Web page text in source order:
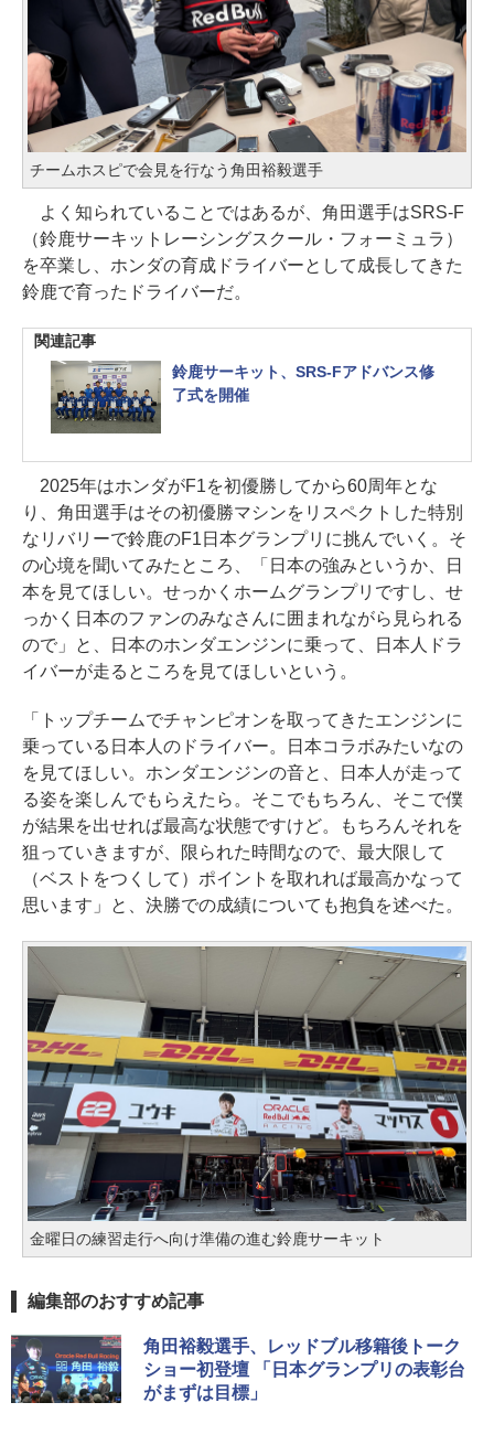
チームホスピで会見を行なう角田裕毅選手
よく知られていることではあるが、角田選手はSRS-F
（鈴鹿サーキットレーシングスクール・フォーミュラ）
を卒業し、ホンダの育成ドライバーとして成長してきた
鈴鹿で育ったドライバーだ。
関連記事
鈴鹿サーキット、SRS-Fアドバンス修
了式を開催
2025年はホンダがF1を初優勝してから60周年とな
り、角田選手はその初優勝マシンをリスペクトした特別
なリバリーで鈴鹿のF1日本グランプリに挑んでいく。そ
の心境を聞いてみたところ、「日本の強みというか、日
本を見てほしい。せっかくホームグランプリですし、せ
っかく日本のファンのみなさんに囲まれながら見られる
ので」と、日本のホンダエンジンに乗って、日本人ドラ
イバーが走るところを見てほしいという。
「トップチームでチャンピオンを取ってきたエンジンに
乗っている日本人のドライバー。日本コラボみたいなの
を見てほしい。ホンダエンジンの音と、日本人が走って
る姿を楽しんでもらえたら。そこでもちろん、そこで僕
が結果を出せれば最高な状態ですけど。もちろんそれを
狙っていきますが、限られた時間なので、最大限して
（ベストをつくして）ポイントを取れれば最高かなって
思います」と、決勝での成績についても抱負を述べた。
金曜日の練習走行へ向け準備の進む鈴鹿サーキット
編集部のおすすめ記事
角田裕毅選手、レッドブル移籍後トーク
ショー初登壇 「日本グランプリの表彰台
がまずは目標」